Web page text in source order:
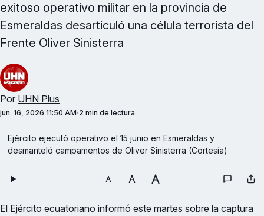
exitoso operativo militar en la provincia de
Esmeraldas desarticuló una célula terrorista del
Frente Oliver Sinisterra
Por UHN Plus
jun. 16, 2026 11:50 AM 2 min de lectura
Ejército ejecutó operativo el 15 junio en Esmeraldas y
desmanteló campamentos de Oliver Sinisterra (Cortesía)
El Ejército ecuatoriano informó este martes sobre la captura